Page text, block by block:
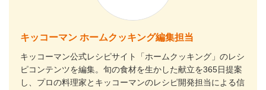
キッコーマン ホームクッキング編集担当
キッコーマン公式レシピサイト「ホームクッキング」のレシ
ピコンテンツを編集。旬の食材を生かした献立を365日提案
し、プロの料理家とキッコーマンのレシピ開発担当による信